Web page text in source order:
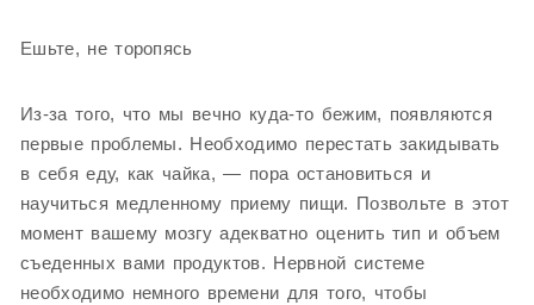
Ешьте, не торопясь
Из-за того, что мы вечно куда-то бежим, появляются
первые проблемы. Необходимо перестать закидывать
в себя еду, как чайка, — пора остановиться и
научиться медленному приему пищи. Позвольте в этот
момент вашему мозгу адекватно оценить тип и объем
съеденных вами продуктов. Нервной системе
необходимо немного времени для того, чтобы